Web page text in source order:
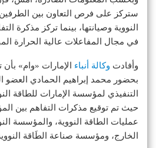
ستركز على فرص التعاون بين
النووية وصيانتها، بينما تركز مذكرة
في مجال المفاعلات عالية الحرارة
وأفادت وكالة أنباء الإمارات «وام»
بحضور محمد إبراهيم الحمادي العضو
التنفيذي لمؤسسة الإمارات للطاقة
حيث تم توقيع مذكرات التفاهم بين
عمليات الطاقة النووية، والمؤسسة
الخارج، ومؤسسة صناعة الطَاقة